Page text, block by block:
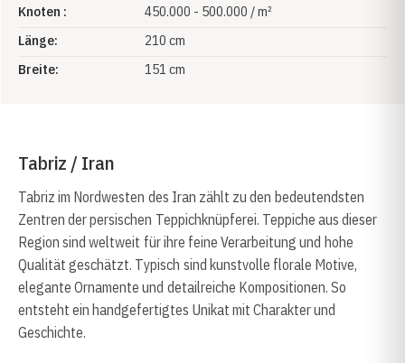
Knoten :
450.000 - 500.000 / m²
Länge:
210 cm
Breite:
151 cm
Tabriz / Iran
Tabriz im Nordwesten des Iran zählt zu den bedeutendsten
Zentren der persischen Teppichknüpferei. Teppiche aus dieser
Region sind weltweit für ihre feine Verarbeitung und hohe
Qualität geschätzt. Typisch sind kunstvolle florale Motive,
elegante Ornamente und detailreiche Kompositionen. So
entsteht ein handgefertigtes Unikat mit Charakter und
Geschichte.